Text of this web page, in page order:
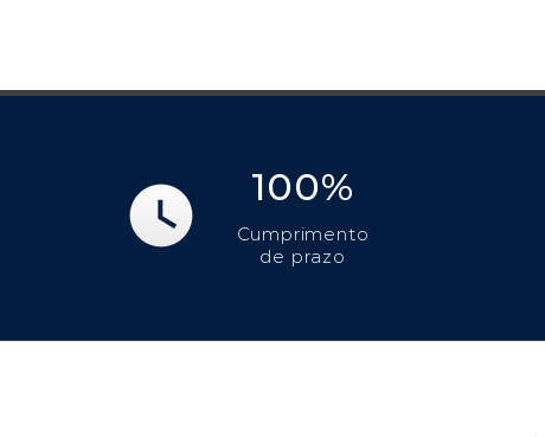
100%
Cumprimento
de prazo